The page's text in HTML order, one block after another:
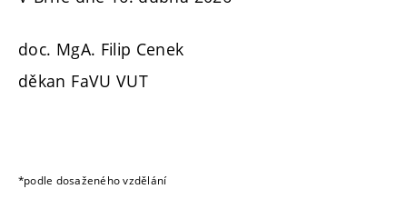
doc. MgA. Filip Cenek
děkan FaVU VUT
*podle dosaženého vzdělání